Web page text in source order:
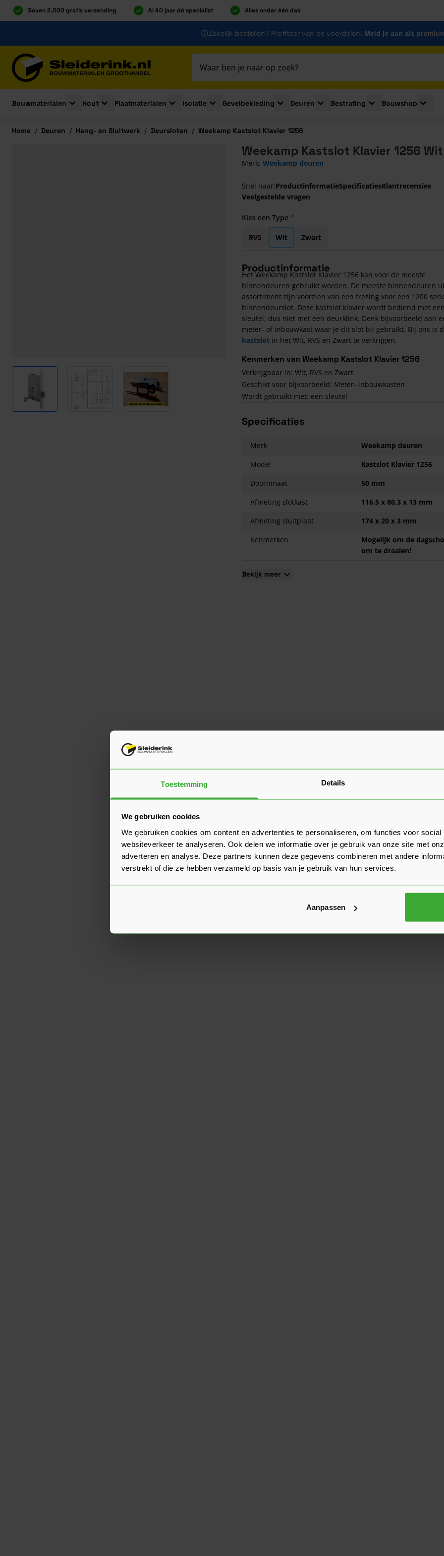
Toestemming Details
We gebruiken cookies
We gebruiken cookies om content en advertenties te personaliseren, om functies voor
websiteverkeer te analyseren. Ook delen we informatie over je gebruik van onze site met
adverteren en analyse. Deze partners kunnen deze gegevens combineren met andere
verstrekt of die ze hebben verzameld op basis van je gebruik van hun services.
Aanpassen
Boven 2.000 gratis verzending Al 40 jaar dé specialist Alles onder één dak
Zakelijk bestellen? Profiteer van de voordelen! Meld je aan als
Bouwmaterialen
Toggle submenu for Bouwmaterialen
Hout
Toggle submenu for Hout
Plaatmaterialen
Toggle submenu for Plaatmaterialen
Isolatie
Toggle submenu for Isolatie
Gevelbekleding
Toggle submenu for Gevelbekleding
Deuren
Toggle submenu for Deuren
Bestrating
Toggle submenu for
Bouwshop
Home / Deuren / Hang- en Sluitwerk / Deursloten / Weekamp Kastslot Klavier 1256
View larger imageView larger image
Weekamp Kastslot Klavier 1256 Wit
Merk: Weekamp deuren
Snel naar:ProductinformatieSpecificatiesKlantrecensies
Veelgestelde vragen
Kies een Type
RVS Wit Zwart
Productinformatie
Het Weekamp Kastslot Klavier 1256 kan voor de meeste
binnendeuren gebruikt worden. De meeste binnendeuren
assortiment zijn voorzien van een frezing voor een 1200
binnendeurslot. Deze kastslot klavier wordt bediend met
sleutel, dus niet met een deurklink. Denk bijvoorbeeld aan
meter- of inbouwkast waar je dit slot bij gebruikt. Bij ons is
kastslot in het Wit, RVS en Zwart te verkrijgen.
Kenmerken van Weekamp Kastslot Klavier 1256
Verkrijgbaar in: Wit, RVS en Zwart
Geschikt voor bijvoorbeeld: Meter- inbouwkasten
Wordt gebruikt met: een sleutel
Specificaties
Merk
Weekamp deuren
Model
Kastslot Klavier 1256
Doornmaat
50 mm
Afmeting slotkast
116.5 x 80,3 x 13 mm
Afmeting sluitplaat
174 x 20 x 3 mm
Kenmerken
Mogelijk om de
om te draaien!
Bekijk meer